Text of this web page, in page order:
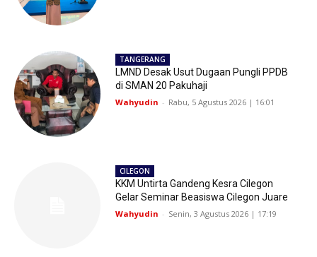
TANGERANG
LMND Desak Usut Dugaan Pungli PPDB
di SMAN 20 Pakuhaji
Wahyudin - Rabu, 5 Agustus 2026 | 16:01
CILEGON
KKM Untirta Gandeng Kesra Cilegon
Gelar Seminar Beasiswa Cilegon Juare
Wahyudin - Senin, 3 Agustus 2026 | 17:19